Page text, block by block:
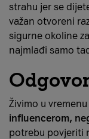
strahu jer se
važan otvoreni
sigurne okoline
najmlađi samo
Živimo u
influencerom,
potrebu povjeriti